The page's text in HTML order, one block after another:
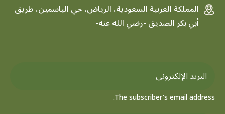
المملكة العربية السعودية، الرياض، حي الياسمين، طريق
أبي بكر الصديق -رضي الله عنه-
The subscriber's email address.